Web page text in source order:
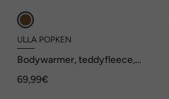
ULLA POPKEN
Bodywarmer, teddyfleece,
kraag, mouwloos
69,99€